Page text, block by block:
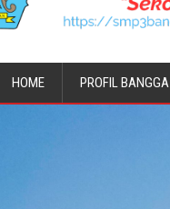
HOME PROFIL BANGGA